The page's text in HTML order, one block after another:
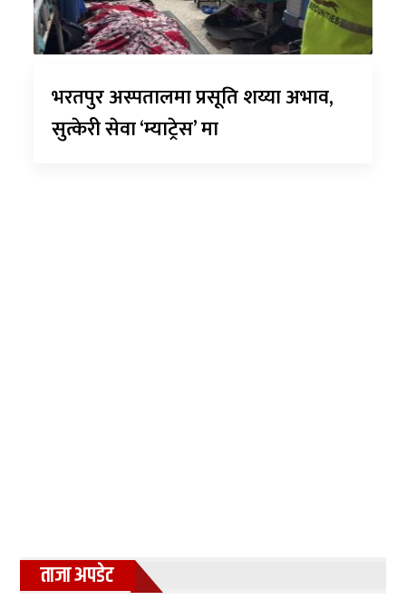
भरतपुर अस्पतालमा प्रसूति शय्या अभाव,
सुत्केरी सेवा ‘म्याट्रेस’ मा
ताजा अपडेट